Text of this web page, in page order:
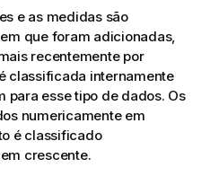
e as medidas são
que foram adicionadas,
recentemente por
classificada internamente
para esse tipo de dados. Os
numericamente em
é classificado
crescente.